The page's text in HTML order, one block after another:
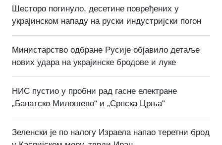
Шесторо погинуло, десетине повређених у
украјинском нападу на руски индустријски погон
Министарство одбране Русије објавило детаље
нових удара на украјинске бродове и луке
НИС пустио у пробни рад гасне електране
„Банатско Милошево“ и „Српска Црња“
Зеленски је по налогу Израела напао теретни брод